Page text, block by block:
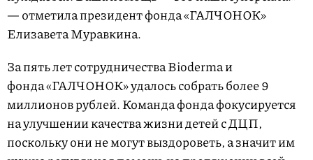
— отметила президент фонда «ГАЛЧОНОК»
Елизавета Муравкина.
За пять лет сотрудничества Bioderma и
фонда «ГАЛЧОНОК» удалось собрать более 9
миллионов рублей. Команда фонда фокусируется
на улучшении качества жизни детей с ДЦП,
поскольку они не могут выздороветь, а значит им